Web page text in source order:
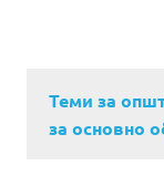
Теми за
за основно